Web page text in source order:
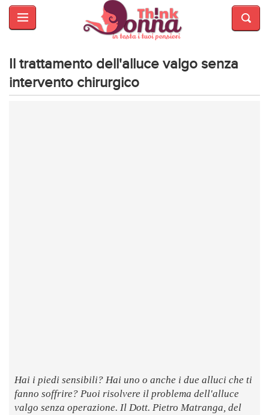
HOME
E
BELLEZZA
MODA
Il trattamento dell'alluce valgo senza
intervento chirurgico
Hai i piedi sensibili? Hai uno o anche i due alluci che ti
fanno soffrire? Puoi risolvere il problema dell'alluce
valgo senza operazione. Il Dott. Pietro Matranga, del